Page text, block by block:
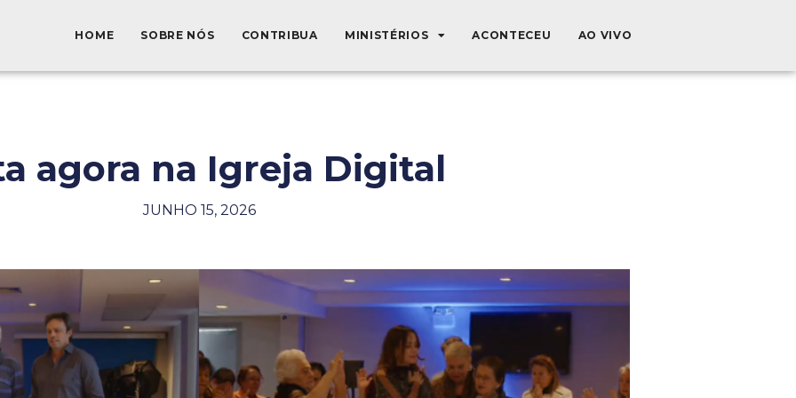
HOME SOBRE NÓS CONTRIBUA MINISTÉRIOS ACONTECEU AO VIVO
agora na Igreja Digital
JUNHO 15, 2026